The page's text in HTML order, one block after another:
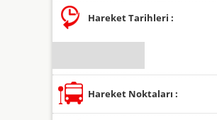
Hareket Tarihleri :
Hareket Noktaları :